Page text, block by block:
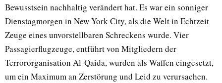
Bewusstsein nachhaltig verändert hat. Es war ein sonniger
Dienstagmorgen in New York City, als die Welt in Echtzeit
Zeuge eines unvorstellbaren Schreckens wurde. Vier
Passagierflugzeuge, entführt von Mitgliedern der
Terrororganisation Al-Qaida, wurden als Waffen eingesetzt,
um ein Maximum an Zerstörung und Leid zu verursachen.